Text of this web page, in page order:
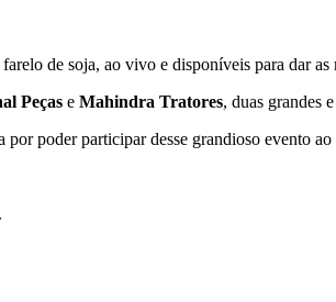
de soja, ao vivo e disponíveis para dar
Peças e Mahindra Tratores, duas grandes
poder participar desse grandioso evento